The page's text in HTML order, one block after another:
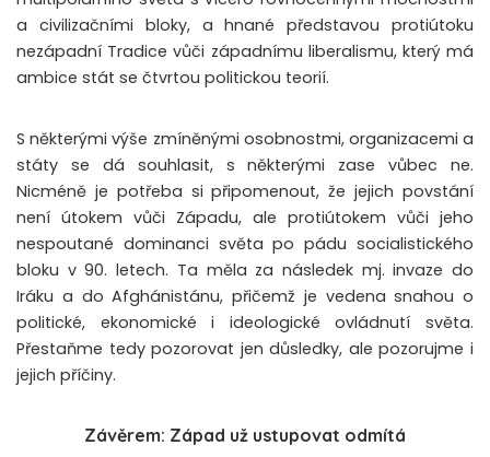
a civilizačními bloky, a hnané představou protiútoku
nezápadní Tradice vůči západnímu liberalismu, který má
ambice stát se čtvrtou politickou teorií.
S některými výše zmíněnými osobnostmi, organizacemi a
státy se dá souhlasit, s některými zase vůbec ne.
Nicméně je potřeba si připomenout, že jejich povstání
není útokem vůči Západu, ale protiútokem vůči jeho
nespoutané dominanci světa po pádu socialistického
bloku v 90. letech. Ta měla za následek mj. invaze do
Iráku a do Afghánistánu, přičemž je vedena snahou o
politické, ekonomické i ideologické ovládnutí světa.
Přestaňme tedy pozorovat jen důsledky, ale pozorujme i
jejich příčiny.
Závěrem: Západ už ustupovat odmítá